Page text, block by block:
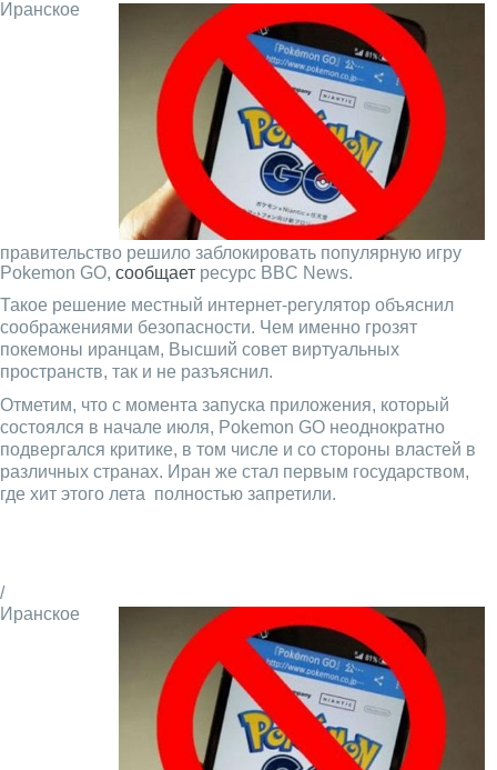
Иранское
правительство решило заблокировать популярную игру
Pokemon GO, сообщает ресурс BBC News.
Такое решение местный интернет-регулятор объяснил
соображениями безопасности. Чем именно грозят
покемоны иранцам, Высший совет виртуальных
пространств, так и не разъяснил.
Отметим, что с момента запуска приложения, который
состоялся в начале июля, Pokemon GO неоднократно
подвергался критике, в том числе и со стороны властей в
различных странах. Иран же стал первым государством,
где хит этого лета полностью запретили.
/
Иранское